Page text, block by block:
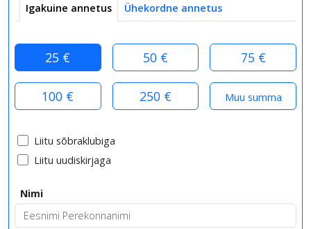
Igakuine annetus Ühekordne annetus
25 € 50 € 75 €
100 € 250 €
Liitu sõbraklubiga
Liitu uudiskirjaga
Nimi